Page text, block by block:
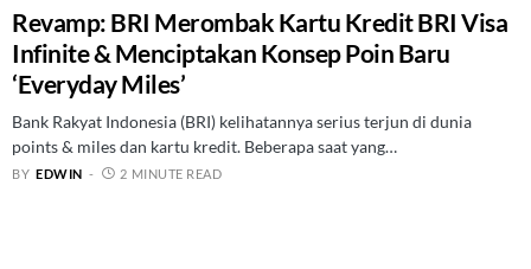
Revamp: BRI Merombak Kartu Kredit BRI Visa
Infinite & Menciptakan Konsep Poin Baru
‘Everyday Miles’
Bank Rakyat Indonesia (BRI) kelihatannya serius terjun di dunia
points & miles dan kartu kredit. Beberapa saat yang…
BY EDWIN 2 MINUTE READ